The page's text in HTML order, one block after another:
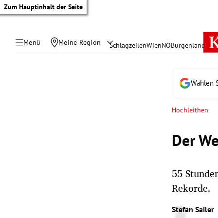
Zum Hauptinhalt der Seite
Menü Meine Region SchlagzeilenWienNÖBurgenland
Wählen
Hochleithen
Der
55
Rekorde.
Stefan Sailer